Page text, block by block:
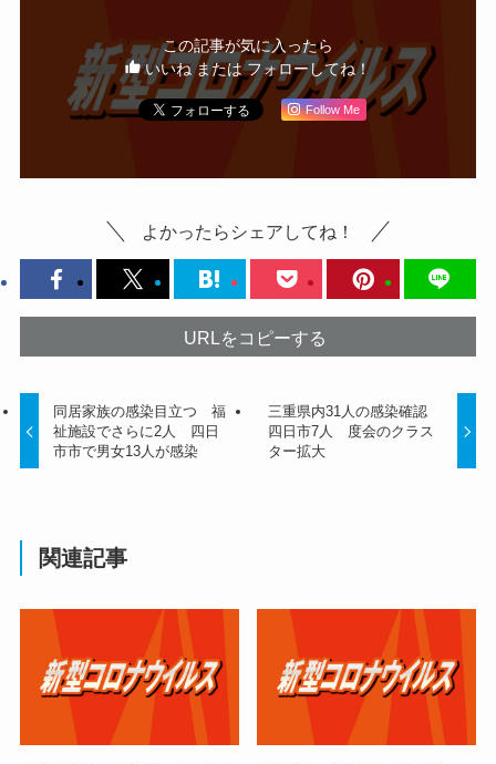
この記事が気に入ったら
いいね または フォローしてね！
Follow Me
よかったらシェアしてね！
URLをコピーする
同居家族の感染目立つ 福
祉施設でさらに2人 四日
市市で男女13人が感染
三重県内31人の感染確認
四日市7人 度会のクラス
ター拡大
関連記事